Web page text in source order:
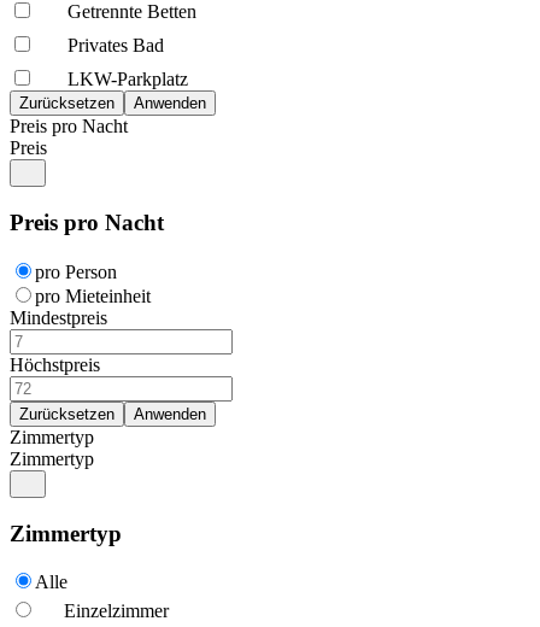
Getrennte Betten
Privates Bad
LKW-Parkplatz
Preis pro Nacht
Preis
Preis pro Nacht
pro Person
pro Mieteinheit
Mindestpreis
Höchstpreis
Zimmertyp
Zimmertyp
Zimmertyp
Alle
Einzelzimmer